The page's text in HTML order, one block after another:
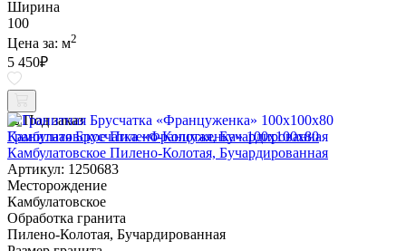
Ширина
100
Цена за: м2
5 450₽
Под заказ
Гранитная Брусчатка «Француженка» 100х100x80
Камбулатовское Пилено-Колотая, Бучардированная
Артикул: 1250683
Месторождение
Камбулатовское
Обработка гранита
Пилено-Колотая, Бучардированная